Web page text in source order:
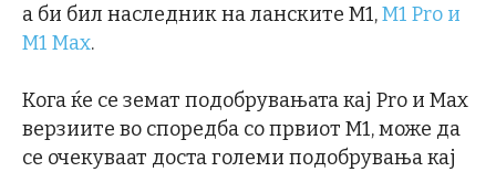
а би бил наследник на ланските M1,M1 Pro и
М1 Max.
Кога ќе се земат подобрувањата кај Pro и Max
верзиите во споредба со првиот M1, може да
се очекуваат доста големи подобрувања кај